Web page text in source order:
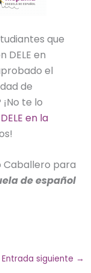
que
DELE en
el
de
te lo
en la
para
de español
Entrada siguiente →